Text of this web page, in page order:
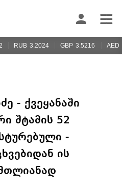
RUB 3.2024 GBP 3.5216 AED
- ქვეყანაში
შტამის 52
-
ის